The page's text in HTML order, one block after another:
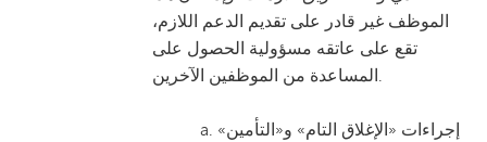
الموظف غير قادر على تقديم الدعم اللازم،
تقع على عاتقه مسؤولية الحصول على
المساعدة من الموظفين الآخرين.
إجراءات «الإغلاق التام» و«التأمين»